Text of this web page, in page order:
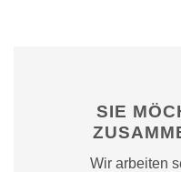
SIE
Wir arbeiten